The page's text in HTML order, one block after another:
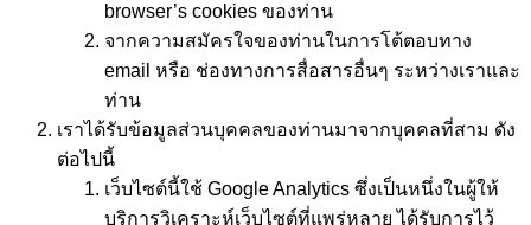
browser’s cookies ของท่าน
จากความสมัครใจของท่านในการโต้ตอบทาง
email หรือ ช่องทางการสื่อสารอื่นๆ ระหว่างเราและ
ท่าน
เราได้รับข้อมูลส่วนบุคคลของท่านมาจากบุคคลที่สาม ดัง
ต่อไปนี้
เว็บไซต์นี้ใช้ Google Analytics ซึ่งเป็นหนึ่งในผู้ให้
บริการวิเคราะห์เว็บไซต์ที่แพร่หลาย ได้รับการไว้